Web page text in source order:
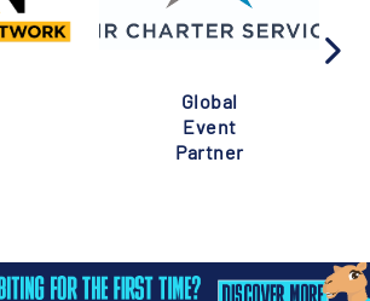
Global
Event
Partner